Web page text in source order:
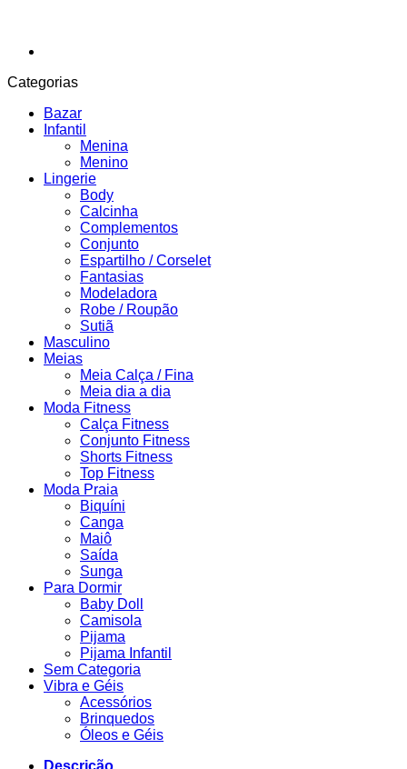
Categorias
Bazar
Infantil
Menina
Menino
Lingerie
Body
Calcinha
Complementos
Conjunto
Espartilho / Corselet
Fantasias
Modeladora
Robe / Roupão
Sutiã
Masculino
Meias
Meia Calça / Fina
Meia dia a dia
Moda Fitness
Calça Fitness
Conjunto Fitness
Shorts Fitness
Top Fitness
Moda Praia
Biquíni
Canga
Maiô
Saída
Sunga
Para Dormir
Baby Doll
Camisola
Pijama
Pijama Infantil
Sem Categoria
Vibra e Géis
Acessórios
Brinquedos
Óleos e Géis